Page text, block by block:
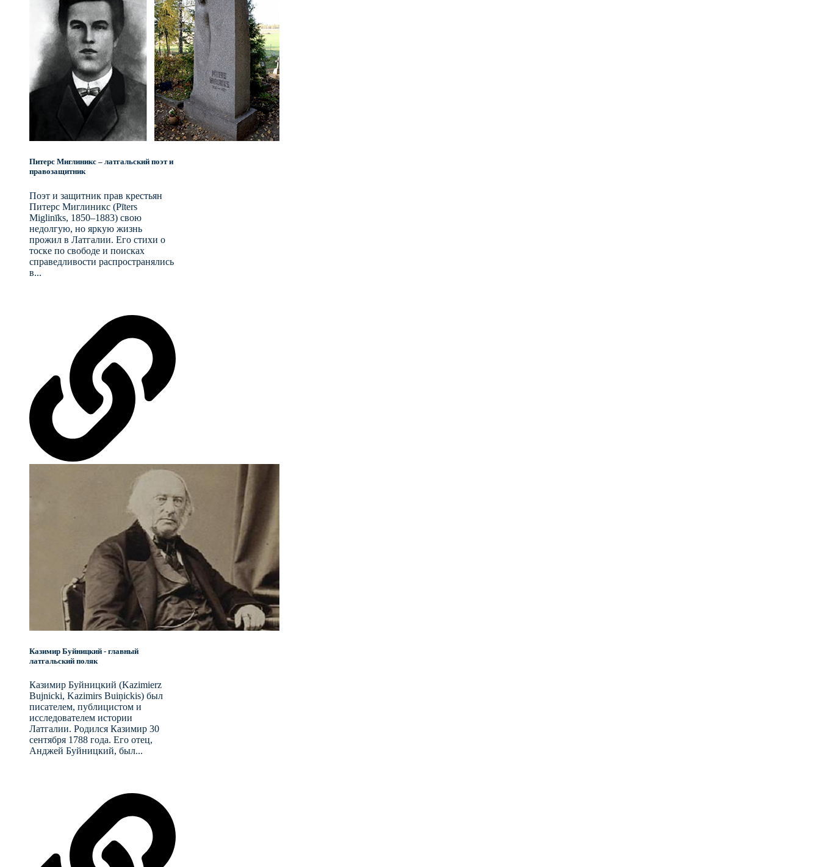
Питерс Миглиникс – латгальский поэт и
правозащитник
Поэт и защитник прав крестьян
Питерс Миглиникс (Pīters
Miglinīks, 1850–1883) свою
недолгую, но яркую жизнь
прожил в Латгалии. Его стихи о
тоске по свободе и поисках
справедливости распространялись
в...
Казимир Буйницкий - главный
латгальский поляк
Казимир Буйницкий (Kazimierz
Bujnicki, Kazimirs Buiņickis) был
писателем, публицистом и
исследователем истории
Латгалии. Родился Казимир 30
сентября 1788 года. Его отец,
Анджей Буйницкий, был...